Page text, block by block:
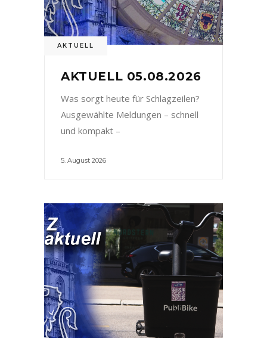
AKTUELL
AKTUELL 05.08.2026
Was sorgt heute für Schlagzeilen?
Ausgewählte Meldungen – schnell
und kompakt –
5. August 2026